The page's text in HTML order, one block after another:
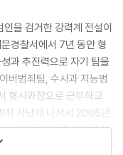
을 검거한 강력계 전설이
경찰서에서 7년 동안 형
과 추진력으로 자기 팀을
버범죄팀, 수사과 지능범
형사과장으로 근무하고
죄 사냥에 나서서 2005년
사팀, 2016년 사이버 분
팀 등을 이끌었으며 그